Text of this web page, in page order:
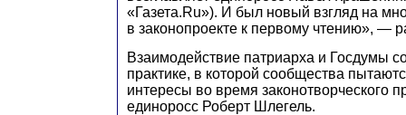
«Газета.Ru»). И был новый взгляд на
в законопроекте к первому чтению», —
Взаимодействие патриарха и Госдумы
практике, в которой сообщества
интересы во время законотворческого
единоросс Роберт Шлегель.